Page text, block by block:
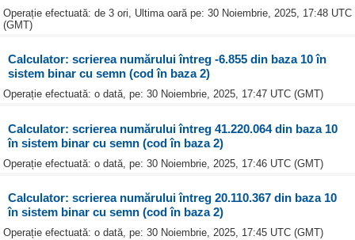
Operație efectuată: de 3 ori, Ultima oară pe: 30 Noiembrie, 2025, 17:48 UTC
(GMT)
Calculator: scrierea numărului întreg -6.855 din baza 10 în
sistem binar cu semn (cod în baza 2)
Operație efectuată: o dată, pe: 30 Noiembrie, 2025, 17:47 UTC (GMT)
Calculator: scrierea numărului întreg 41.220.064 din baza 10
în sistem binar cu semn (cod în baza 2)
Operație efectuată: o dată, pe: 30 Noiembrie, 2025, 17:46 UTC (GMT)
Calculator: scrierea numărului întreg 20.110.367 din baza 10
în sistem binar cu semn (cod în baza 2)
Operație efectuată: o dată, pe: 30 Noiembrie, 2025, 17:45 UTC (GMT)